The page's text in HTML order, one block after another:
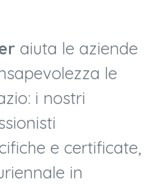
aiuta le aziende
le
i nostri
e certificate,
in